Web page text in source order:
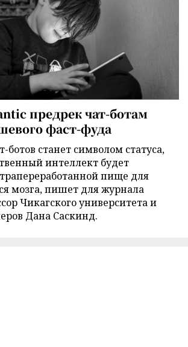
предрек чат-ботам
фаст-фуда
ботов станет символом статуса,
интеллект будет
пище для
мозга, пишет для журнала
Чикагского университета и
Дана Саскинд.